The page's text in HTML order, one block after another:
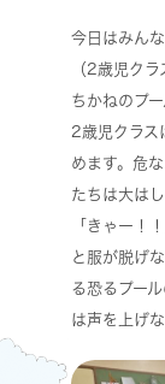
今日はみん
（2歳児ク
ちかねのプー
2歳児クラス
めます。危
たちは大は
「きゃー！
と服が脱げ
る恐るプー
は声を上げ